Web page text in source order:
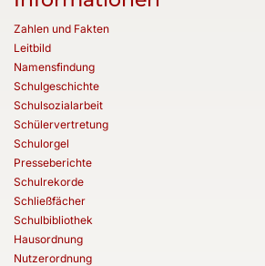
Zahlen und Fakten
Leitbild
Namensfindung
Schulgeschichte
Schulsozialarbeit
Schülervertretung
Schulorgel
Presseberichte
Schulrekorde
Schließfächer
Schulbibliothek
Hausordnung
Nutzerordnung